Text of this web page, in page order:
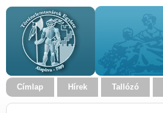
Címlap Hírek Tallózó